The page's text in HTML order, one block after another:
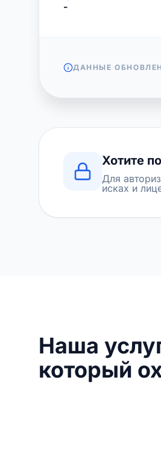
-
ДАННЫЕ
Хотите
Для
исках и
Наша
который